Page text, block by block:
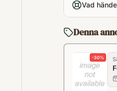
Vad
Denna
-30%